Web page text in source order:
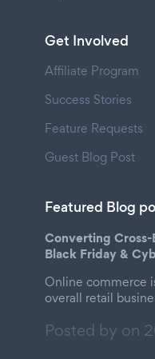
Get Involved
Affiliate Program
Success Stories
Feature Requests
Guest Blog Post
Featured Blog
Converting
Black Friday &
Online commerce
overall retail
Posted by on